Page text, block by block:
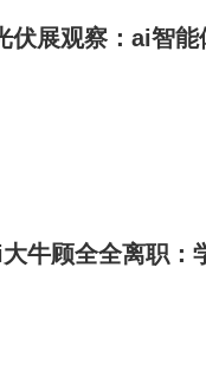
伏展观察：ai智
牛顾全全离职：